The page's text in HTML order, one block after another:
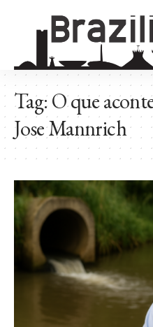
Tag:O que
Jose Mannrich